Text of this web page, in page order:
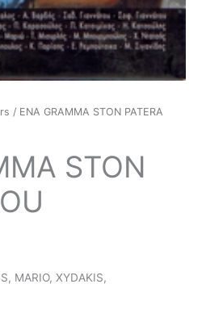
/ ENA GRAMMA STON PATERA
STON
MARIO, XYDAKIS,